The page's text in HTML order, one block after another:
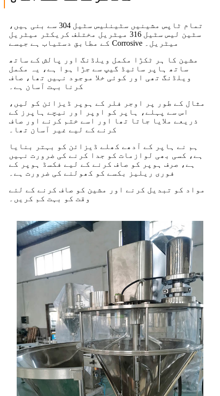
تمام ٹاپس مشینیں سٹینلیس سٹیل 304 سے بنی ہیں،
سٹین لیس سٹیل 316 میٹریل مختلف کریکٹر میٹریل
کے مطابق دستیاب ہے جیسے Corrosive میٹریل۔
مشین کا ہر ٹکڑا مکمل ویلڈنگ اور پالش کے ساتھ
ساتھ ہاپر سائیڈ گیپ سے جڑا ہوا ہے، یہ مکمل
ویلڈنگ تھی اور کوئی خلا موجود نہیں تھا، صاف
کرنا بہت آسان ہے۔
مثال کے طور پر اوجر فلر کے ہوپر ڈیزائن کو لیں،
اس سے پہلے، ہاپر کو اوپر اور نیچے ہاپرز کے
ذریعے ملایا جاتا تھا اور اسے ختم کرنے اور صاف
کرنے کے لیے غیر آسان تھا۔
ہم نے ہاپر کے آدھے کھلے ڈیزائن کو بہتر بنایا
ہے، کسی بھی لوازمات کو جدا کرنے کی ضرورت نہیں
ہے، صرف ہوپر کو صاف کرنے کے لیے فکسڈ ہوپر کے
فوری ریلیز بکسے کو کھولنے کی ضرورت ہے۔
مواد کو تبدیل کرنے اور مشین کو صاف کرنے کے لئے
وقت کو بہت کم کریں۔